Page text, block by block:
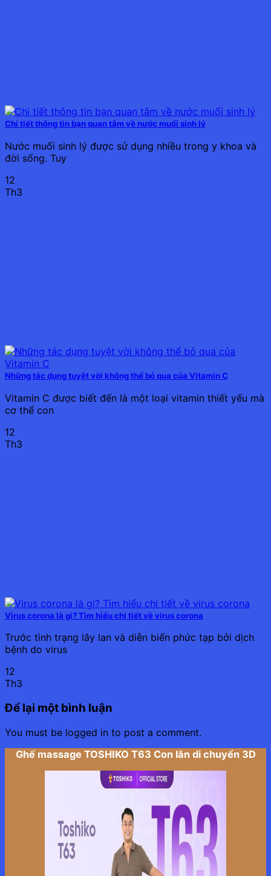
Chi tiết thông tin bạn quan tâm về nước muối sinh lý
Nước muối sinh lý được sử dụng nhiều trong y khoa và
đời sống. Tuy
12
Th3
Những tác dụng tuyệt vời không thể bỏ qua của Vitamin C
Vitamin C được biết đến là một loại vitamin thiết yếu mà
cơ thể con
12
Th3
Virus corona là gì? Tìm hiểu chi tiết về virus corona
Trước tình trạng lây lan và diễn biến phức tạp bởi dịch
bệnh do virus
12
Th3
Để lại một bình luận
You must be logged in to post a comment.
Ghế massage TOSHIKO T63 Con lăn di chuyển 3D